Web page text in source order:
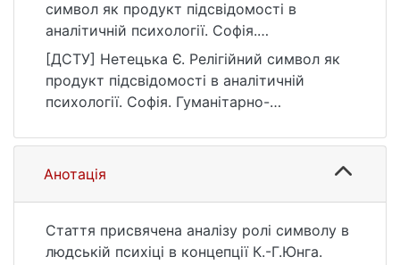
символ як продукт підсвідомості в
аналітичній психології. Софія.
Гуманітарно-релігієзнавчий вісник, (1(10)),
27–30.
https://ir.library.knu.ua/handle/15071834/1674
[ДСТУ] Нетецька Є. Релігійний символ як
продукт підсвідомості в аналітичній
психології. Софія. Гуманітарно-
—30. URL:
https://ir.library.knu.ua/handle/15071834/1674
9 (дата звернення: 25.07.2026).
Анотація
Стаття присвячена аналізу ролі символу в
людській психіці в концепції К.-Г.Юнга.